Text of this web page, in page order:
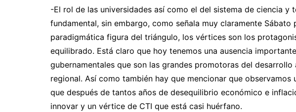
-El rol de las universidades así como el del sistema de ciencia y
fundamental, sin embargo, como señala muy claramente Sábato
paradigmática figura del triángulo, los vértices son los
equilibrado. Está claro que hoy tenemos una ausencia
gubernamentales que son las grandes promotoras del
regional. Así como también hay que mencionar que
que después de tantos años de desequilibrio económico e
innovar y un vértice de CTI que está casi huérfano.